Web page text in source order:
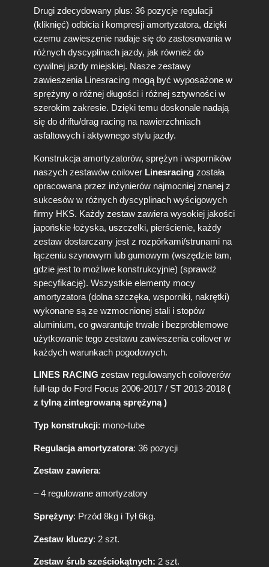
S
2
0
1
3
-
2
1
8
Z
w
i
e
s
z
e
n
i
e
g
w
i
n
o
w
a
e
Drugi zdecydowany plus: 36 pozycje regulacji
(kliknięć) odbicia i kompresji amortyzatora, dzięki
czemu zawieszenie nadaje się do zastosowania w
różnych dyscyplinach jazdy, jak również do
cywilnej jazdy miejskiej. Nasze zestawy
zawieszenia Linesracing mogą być wyposażone w
sprężyny o różnej długości i różnej sztywności w
szerokim zakresie. Dzięki temu doskonale nadają
się do driftu/drag racing na nawierzchniach
asfaltowych i aktywnego stylu jazdy.
Konstrukcja amortyzatorów, sprężyn i wsporników
naszych zestawów coilover Linesracing została
opracowana przez inżynierów najmocniej znanej z
sukcesów w różnych dyscyplinach wyścigowych
firmy HKS. Każdy zestaw zawiera wysokiej jakości
japońskie łożyska, uszczelki, pierścienie, każdy
zestaw dostarczany jest z rozpórkami/strunami na
łączeniu szynowym lub gumowym (wszędzie tam,
gdzie jest to możliwe konstrukcyjnie) (sprawdź
specyfikację). Wszystkie elementy mocy
amortyzatora (dolna szczęka, wsporniki, nakrętki)
wykonane są ze wzmocnionej stali i stopów
aluminium, co gwarantuje trwałe i bezproblemowe
użytkowanie tego zestawu zawieszenia coilover w
każdych warunkach pogodowych.
LINES RACING zestaw regulowanych coiloverów
full-tap do Ford Focus 2006-2017 / ST 2013-2018 (
z tylną zintegrowaną sprężyną )
Typ konstrukcji: mono-tube
Regulacja amortyzatora: 36 pozycji
Zestaw zawiera:
– 4 regulowane amortyzatory
Sprężyny: Przód 8kg i Tył 6kg.
Zestaw kluczy: 2 szt.
Zestaw śrub sześciokątnych: 2 szt.